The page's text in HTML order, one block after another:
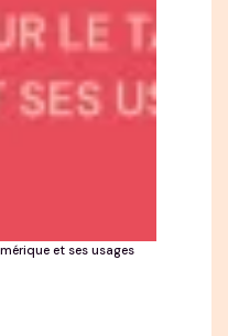
et ses usages